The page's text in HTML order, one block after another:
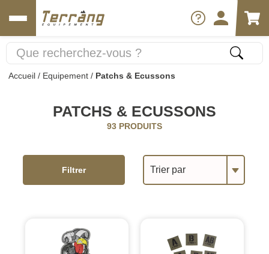
Accueil / Equipement / Patchs & Ecussons
PATCHS & ECUSSONS
93 PRODUITS
Trier par
Filtrer